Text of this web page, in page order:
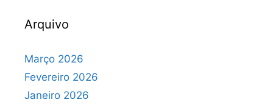
Arquivo
Março 2026
Fevereiro 2026
Janeiro 2026